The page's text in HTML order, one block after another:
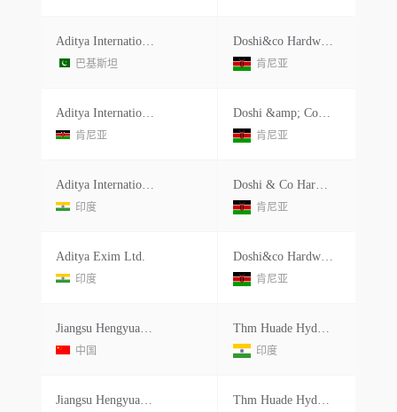
Aditya International
巴基斯坦
Doshi&co Hardware Ltd.
肯尼亚
Aditya International
肯尼亚
Doshi &amp; Company (hardware) Limited
肯尼亚
Aditya International
印度
Doshi & Co Hardware Ltd
肯尼亚
Aditya Exim Ltd.
印度
Doshi&co Hardware Ltd.
肯尼亚
Jiangsu Hengyuan Hydraulic Co.ltd.
中国
Thm Huade Hydraulics Pvt Ltd.
印度
Jiangsu Hengyuan Hydraulic Co,ltd Thm Huade Hydraulics Private Limited